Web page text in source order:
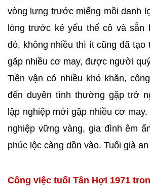
vòng lưng trước miếng mồi danh
lòng trước kẻ yếu thế cô và sẵn
đó, không nhiều thì ít cũng đã tạo
găp nhiều cơ may, được người
Tiền vận có nhiều khó khăn,
đến duyên tình thường gặp trở
lập nghiệp mới gặp nhiều cơ
nghiệp vững vàng, gia đình êm
phúc lộc càng dồn vào. Tuổi già
Công việc tuổi Tân Hợi 1971